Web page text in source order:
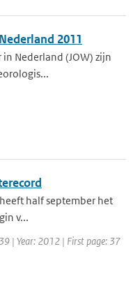
2011
Nederland (JOW) zijn
half september het
v...
| Year: 2012 | First page: 37